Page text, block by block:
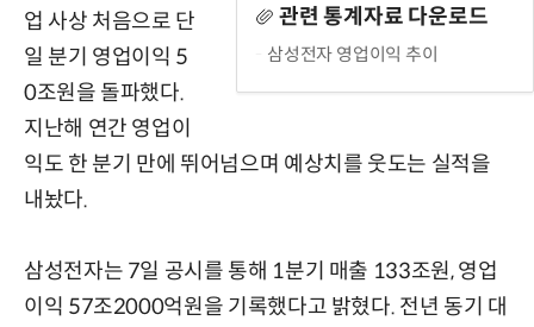
관련 통계자료 다운로드
삼성전자 영업이익 추이
업 사상 처음으로 단
일 분기 영업이익 5
0조원을 돌파했다.
지난해 연간 영업이
익도 한 분기 만에 뛰어넘으며 예상치를 웃도는 실적을
내놨다.
삼성전자는 7일 공시를 통해 1분기 매출 133조원, 영업
이익 57조2000억원을 기록했다고 밝혔다. 전년 동기 대